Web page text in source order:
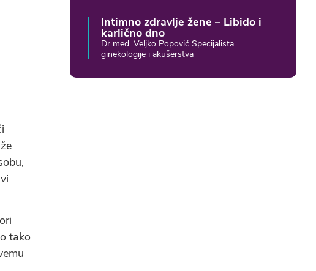
tako
Intimno zdravlje žene – Libido i
karlično dno
Dr med. Veljko Popović Specijalista
ginekologije i akušerstva